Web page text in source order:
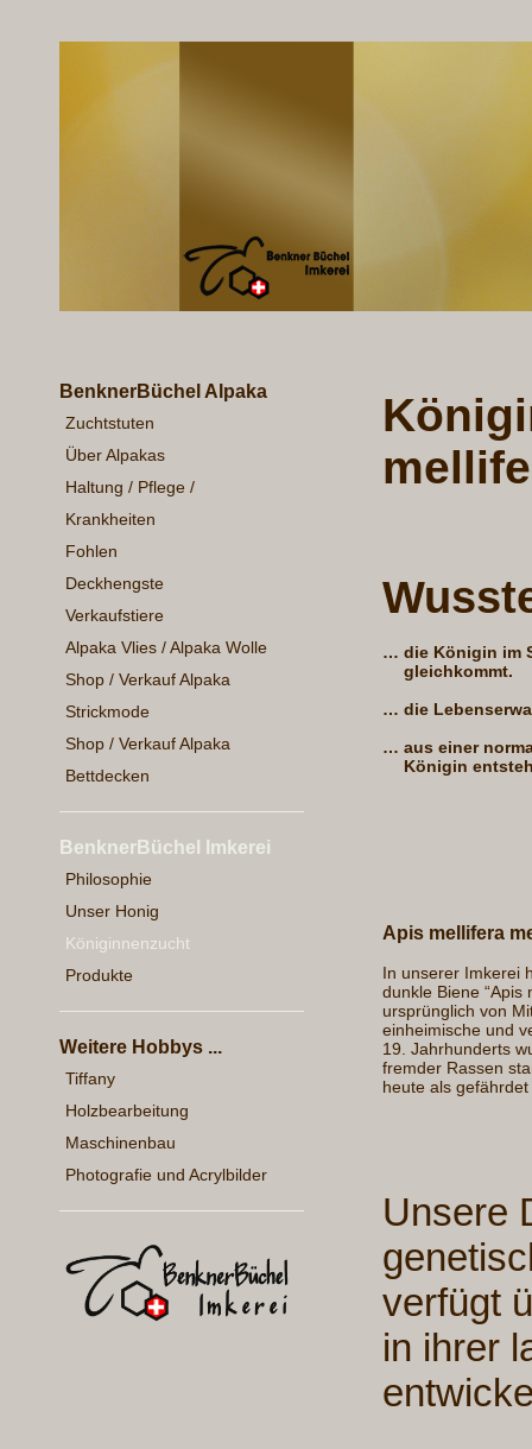
BenknerBüchel Alpaka
Zuchtstuten
Über Alpakas
Haltung / Pflege /
Krankheiten
Fohlen
Deckhengste
Verkaufstiere
Alpaka Vlies / Alpaka Wolle
Shop / Verkauf Alpaka
Strickmode
Shop / Verkauf Alpaka
Bettdecken
BenknerBüchel Imkerei
Philosophie
Unser Honig
Königinnenzucht
Produkte
Weitere Hobbys ...
Tiffany
Holzbearbeitung
Maschinenbau
Photografie und Acrylbilder
… die Königin im
gleichkommt.
… die
… aus einer
Königin
Apis mellifera
In unserer Imkerei
dunkle Biene “Apis
ursprünglich von
einheimische und
19. Jahrhunderts
fremder Rassen
heute als gefährdet
Unsere
verfügt
in ihrer